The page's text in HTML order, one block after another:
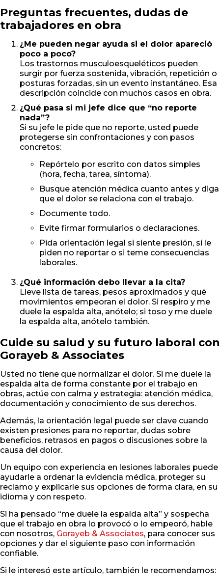
Preguntas frecuentes, dudas de
trabajadores en obra
¿Me pueden negar ayuda si el dolor apareció
poco a poco?
Los trastornos musculoesqueléticos pueden
surgir por fuerza sostenida, vibración, repetición o
posturas forzadas, sin un evento instantáneo. Esa
descripción coincide con muchos casos en obra.
¿Qué pasa si mi jefe dice que “no reporte
nada”?
Si su jefe le pide que no reporte, usted puede
protegerse sin confrontaciones y con pasos
concretos:
Repórtelo por escrito con datos simples
(hora, fecha, tarea, síntoma).
Busque atención médica cuanto antes y diga
que el dolor se relaciona con el trabajo.
Documente todo.
Evite firmar formularios o declaraciones.
Pida orientación legal si siente presión, si le
piden no reportar o si teme consecuencias
laborales.
¿Qué información debo llevar a la cita?
Lleve lista de tareas, pesos aproximados y qué
movimientos empeoran el dolor. Si respiro y me
duele la espalda alta, anótelo; si toso y me duele
la espalda alta, anótelo también.
Cuide su salud y su futuro laboral con
Gorayeb & Associates
Usted no tiene que normalizar el dolor. Si me duele la
espalda alta de forma constante por el trabajo en
obras, actúe con calma y estrategia: atención médica,
documentación y conocimiento de sus derechos.
Además, la orientación legal puede ser clave cuando
existen presiones para no reportar, dudas sobre
beneficios, retrasos en pagos o discusiones sobre la
causa del dolor.
Un equipo con experiencia en lesiones laborales puede
ayudarle a ordenar la evidencia médica, proteger su
reclamo y explicarle sus opciones de forma clara, en su
idioma y con respeto.
Si ha pensado “me duele la espalda alta” y sospecha
que el trabajo en obra lo provocó o lo empeoró, hable
con nosotros, Gorayeb & Associates, para conocer sus
opciones y dar el siguiente paso con información
confiable.
Si le interesó este artículo, también le recomendamos: